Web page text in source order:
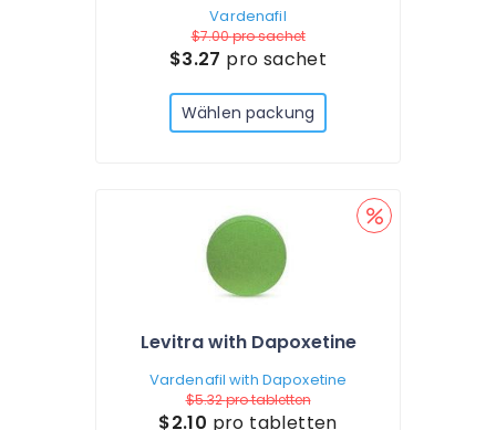
Vardenafil
$7.00pro sachet
$3.27 pro sachet
Wählen packung
Levitra with Dapoxetine
Vardenafil with Dapoxetine
$5.32pro tabletten
$2.10 pro tabletten